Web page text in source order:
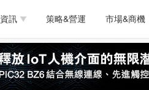
資訊
半導體/零組件 測試量測
PC/周邊 軟體/工具
策略&營運 市場&商機
PC/周邊 軟體/工具
新能源 人工智慧